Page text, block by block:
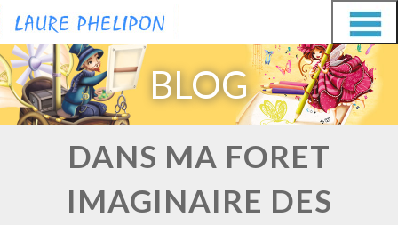
Aller
au
contenu
Aller
au
contenu
BLOG
DANS MA FORET
IMAGINAIRE DES